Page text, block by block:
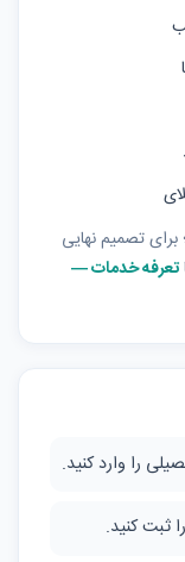
تصمیم نهایی
تعرفه خدمات —
را وارد کنید.
ثبت کنید.